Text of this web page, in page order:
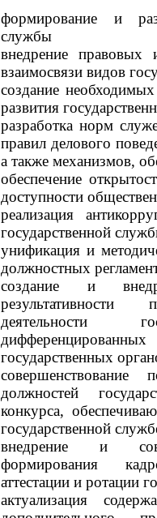
формирование и
службы
внедрение правовых
взаимосвязи видов
создание
развития
разработка норм
правил делового
а также механизмов,
обеспечение
доступности
реализация
государственной
унификация и
должностных
создание и
результативности
деятельности
дифференцированных
государственных
совершенствование
должностей
конкурса,
государственной
внедрение и
формирования
аттестации и ротации
актуализация